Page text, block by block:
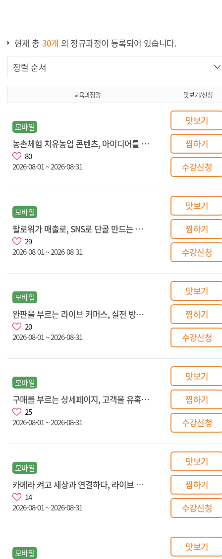
마케팅
현재 총 30개 의 정규과정이 등록되어 있습니다.
교육과정명 맛보기/신청
모바일
농촌체험 치유농업 콘텐츠, 아이디어를 수익으로 바꾸는 콘텐츠 전략
80
2026-08-01 ~ 2026-08-31
맛보기
찜하기
수강신청
모바일
팔로워가 매출로, SNS로 단골 만드는 마케팅 전략
29
2026-08-01 ~ 2026-08-31
맛보기
찜하기
수강신청
모바일
완판을 부르는 라이브 커머스, 실전 방송 노하우
20
2026-08-01 ~ 2026-08-31
맛보기
찜하기
수강신청
모바일
구매를 부르는 상세페이지, 고객을 유혹하는 마케팅
25
2026-08-01 ~ 2026-08-31
맛보기
찜하기
수강신청
모바일
카메라 켜고 세상과 연결하다, 라이브 커머스방송 A to Z
14
2026-08-01 ~ 2026-08-31
맛보기
찜하기
수강신청
모바일
맛보기